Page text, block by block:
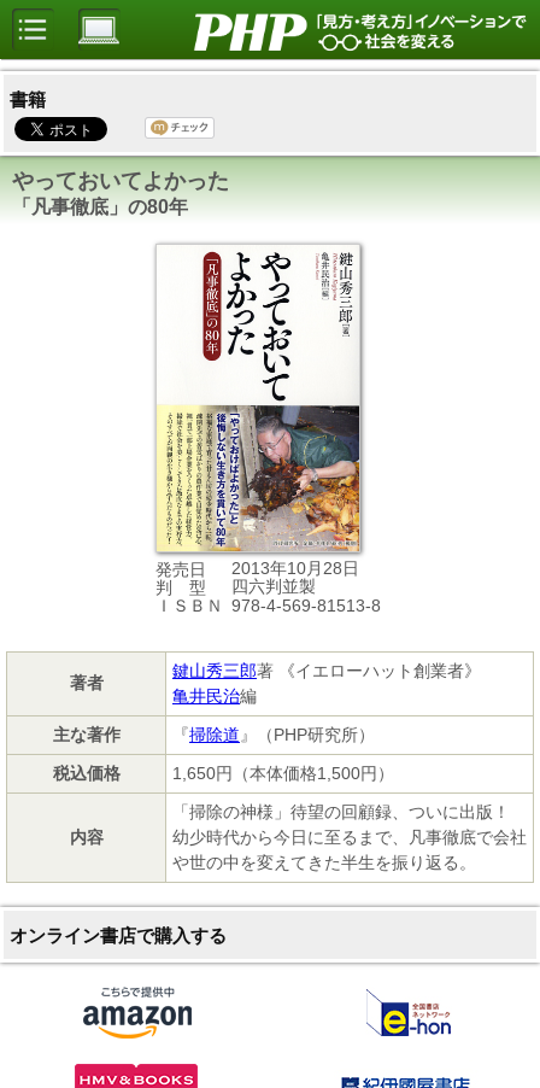
書籍
やっておいてよかった
「凡事徹底」の80年
発売日
2013年10月28日
判 型
四六判並製
ＩＳＢＮ
978-4-569-81513-8
著者
鍵山秀三郎著 《イエローハット創業者》
亀井民治編
主な著作
『掃除道 』（PHP研究所）
税込価格
1,650円（本体価格1,500円）
内容
「掃除の神様」待望の回顧録、ついに出版！
幼少時代から今日に至るまで、凡事徹底で会社
や世の中を変えてきた半生を振り返る。
オンライン書店で購入する